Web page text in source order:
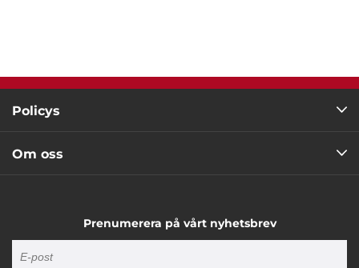
Policys
Om oss
Prenumerera på vårt nyhetsbrev